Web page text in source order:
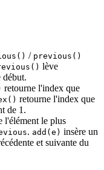
/ previous()
lève
début.
retourne l'index que
retourne l'index que
de 1.
l'élément le plus
. add(e) insère un
et suivante du